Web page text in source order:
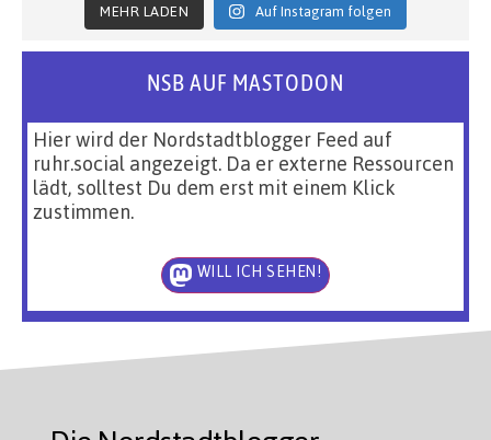
MEHR LADEN Auf Instagram folgen
NSB AUF MASTODON
Hier wird der Nordstadtblogger Feed auf
ruhr.social angezeigt. Da er externe Ressourcen
lädt, solltest Du dem erst mit einem Klick
zustimmen.
WILL ICH SEHEN!